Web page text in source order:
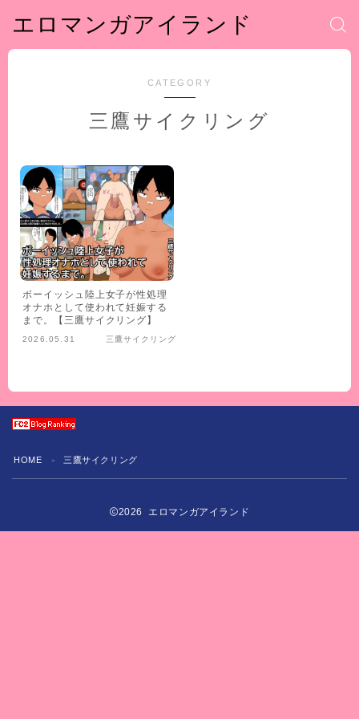
エロマンガアイランド
CATEGORY
三鷹サイクリング
ボーイッシュ陸上女子が性処理
オナホとして使われて妊娠する
まで。【三鷹サイクリング】
2026.05.31 三鷹サイクリング
HOME ＞ 三鷹サイクリング
2026 エロマンガアイランド